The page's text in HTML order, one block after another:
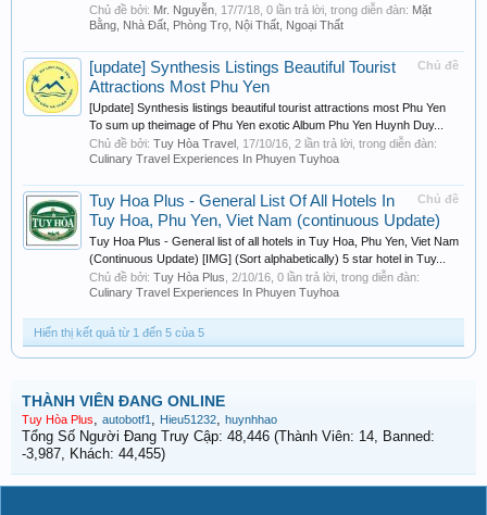
Chủ đề bởi: Mr. Nguyễn 17/7/18 , 0 lần trả lời, trong diễn đàn: Mặt
Bằng, Nhà Đất, Phòng Trọ, Nội Thất, Ngoại Thất
Chủ đề
[update] Synthesis Listings Beautiful Tourist
Attractions Most Phu Yen
[Update] Synthesis listings beautiful tourist attractions most Phu Yen
To sum up theimage of Phu Yen exotic Album Phu Yen Huynh Duy...
Chủ đề bởi: Tuy Hòa Travel 17/10/16 , 2 lần trả lời, trong diễn đàn:
Culinary Travel Experiences In Phuyen Tuyhoa
Chủ đề
Tuy Hoa Plus - General List Of All Hotels In
Tuy Hoa, Phu Yen, Viet Nam (continuous Update)
Tuy Hoa Plus - General list of all hotels in Tuy Hoa, Phu Yen, Viet Nam
(Continuous Update) [IMG] (Sort alphabetically) 5 star hotel in Tuy...
Chủ đề bởi: Tuy Hòa Plus 2/10/16 , 0 lần trả lời, trong diễn đàn:
Culinary Travel Experiences In Phuyen Tuyhoa
Hiển thị kết quả từ 1 đến 5 của 5
THÀNH VIÊN ĐANG ONLINE
Tuy Hòa Plus, autobotf1 , Hieu51232, huynhhao
Tổng Số Người Đang Truy Cập: 48,446 (Thành Viên: 14, Banned:
-3,987, Khách: 44,455)